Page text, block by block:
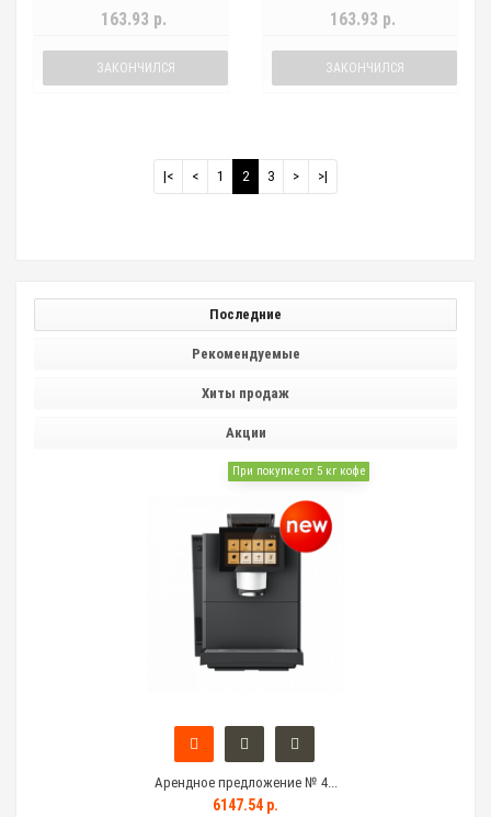
163.93 р.
ЗАКОНЧИЛСЯ
163.93 р.
ЗАКОНЧИЛСЯ
|< < 1 2 3 > >|
Последние
Рекомендуемые
Хиты продаж
Акции
При покупке от 5 кг кофе
Арендное предложение № 4...
6147.54 р.